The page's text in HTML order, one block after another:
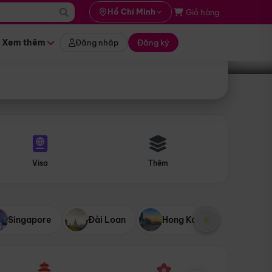
Hồ Chí Minh Giỏ hàng
Xem thêm Đăng nhập Đăng ký
Tìm tour
Visa Thêm
Singapore Đài Loan Hong Kong